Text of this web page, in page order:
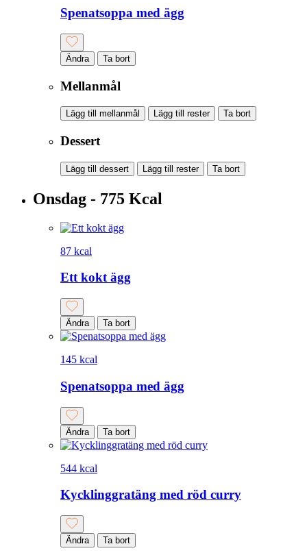
Spenatsoppa med ägg
Ändra Ta bort
Mellanmål
Lägg till mellanmål Lägg till rester Ta bort
Dessert
Lägg till dessert Lägg till rester Ta bort
Onsdag - 775 Kcal
87 kcal
Ett kokt ägg
Ändra Ta bort
145 kcal
Spenatsoppa med ägg
Ändra Ta bort
544 kcal
Kycklinggratäng med röd curry
Ändra Ta bort